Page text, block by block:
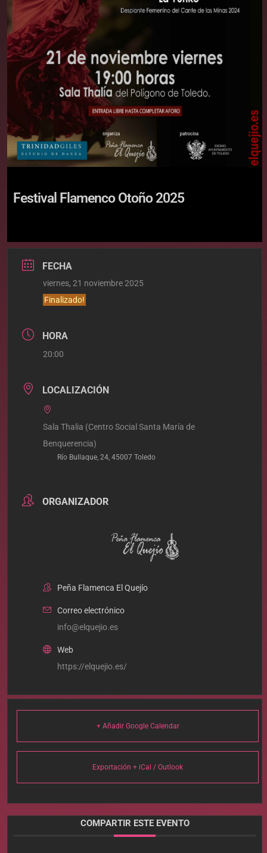
Festival Flamenco Otoño 2025
FECHA
viernes, 21 noviembre 2025
Finalizado!
HORA
20:00
LOCALIZACIÓN
Sala Thalia (Centro Social Santa María de
Benquerencia)
Río Bullaque, 24, 45007 Toledo
ORGANIZADOR
Peña Flamenca El Quejío
Correo electrónico
info@elquejio.es
Web
https://elquejio.es/
+ Añadir Google Calendar
Exportación + iCal / Outlook
COMPARTIR ESTE EVENTO